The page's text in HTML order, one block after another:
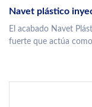
Navet plástico
El acabado Navet
fuerte que actúa